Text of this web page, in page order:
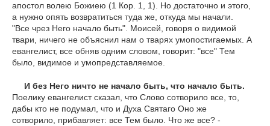
апостол волею Божиею (1 Кор. 1, 1). Но достаточно и этого,
а нужно опять возвратиться туда же, откуда мы начали.
"Все чрез Него начало быть". Моисей, говоря о видимой
твари, ничего не объяснил нам о тварях умопостигаемых. А
евангелист, все обняв одним словом, говорит: "все" Тем
было, видимое и умопредставляемое.
И без Него ничто не начало быть, что начало быть.
Поелику евангелист сказал, что Слово сотворило все, то,
дабы кто не подумал, что и Духа Святаго Оно же
сотворило, прибавляет: все Тем было. Что же все? -